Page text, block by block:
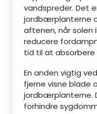
vandspreder. Det
jordbærplanterne
aftenen, når solen
reducere
tid til at absorbere
En anden vigtig
fjerne visne blade
jordbærplanterne.
forhindre